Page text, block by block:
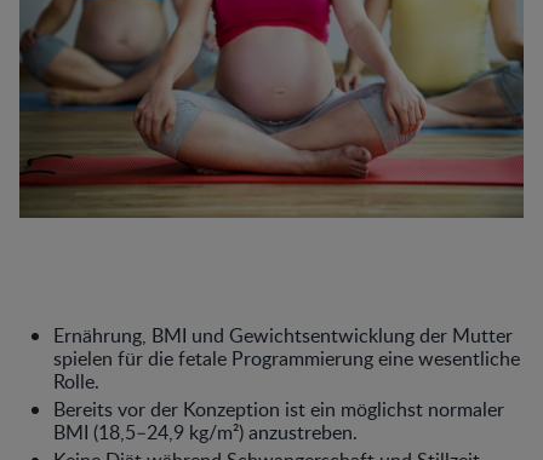
Ernährung, BMI und Gewichtsentwicklung der Mutter
spielen für die fetale Programmierung eine wesentliche
Rolle.
Bereits vor der Konzeption ist ein möglichst normaler
BMI (18,5–24,9 kg/m²) anzustreben.